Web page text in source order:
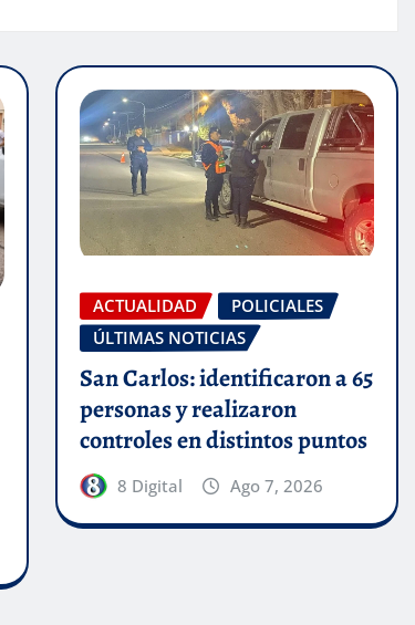
ACTUALIDAD
POLICIALES
ÚLTIMAS NOTICIAS
San Carlos: identificaron a 65
personas y realizaron
controles en distintos puntos
8 Digital Ago 7, 2026